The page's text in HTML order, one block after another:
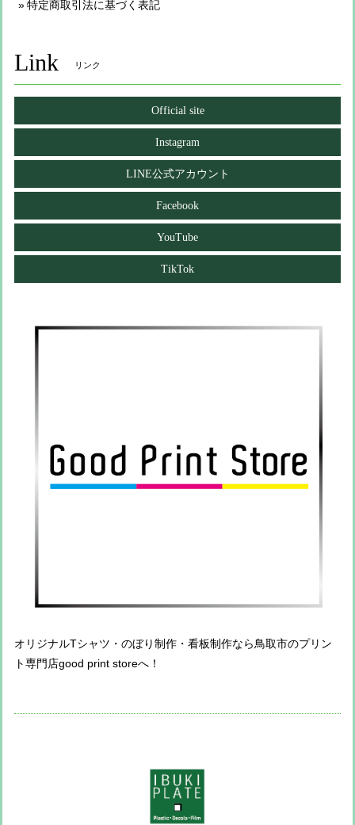
特定商取引法に基づく表記
Link リンク
Official site
Instagram
LINE公式アカウント
Facebook
YouTube
TikTok
オリジナルTシャツ・のぼり制作・看板制作なら鳥取市のプリン
ト専門店good print storeへ！